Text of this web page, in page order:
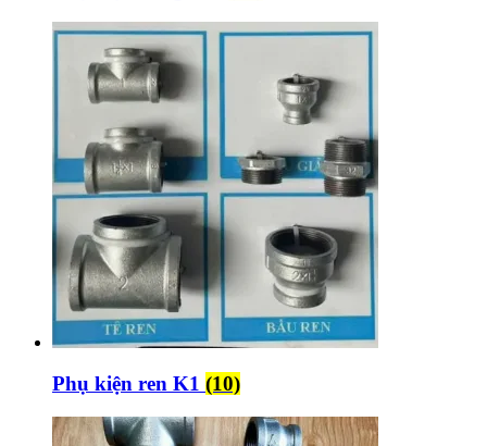
Phụ kiện ren K1 (10)